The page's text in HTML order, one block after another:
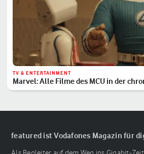
TV & ENTERTAINMENT
Marvel: Alle Filme des MCU in der
Reihenfolge
featured ist Vodafones Magazin für